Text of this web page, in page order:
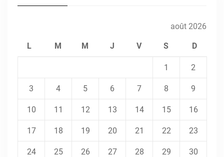
août 2026
L M M J V S D
1 2
3 4 5 6 7 8 9
10 11 12 13 14 15 16
17 18 19 20 21 22 23
24 25 26 27 28 29 30